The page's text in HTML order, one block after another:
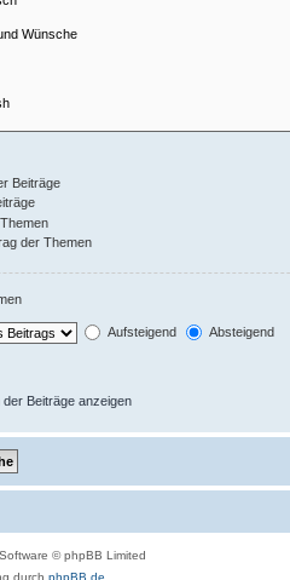
Beiträge
der Themen
Aufsteigend Absteigend
der Beiträge anzeigen
© phpBB Limited
durch phpBB.de